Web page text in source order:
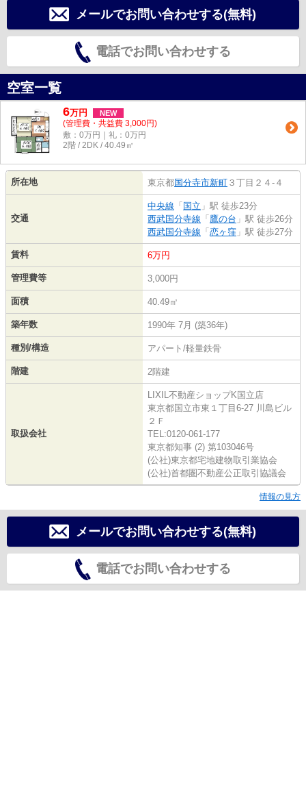
メールでお問い合わせする(無料)
電話でお問い合わせする
空室一覧
6万円 NEW
(管理費・共益費 3,000円)
敷：0万円｜礼：0万円
2階 / 2DK / 40.49㎡
所在地 東京都国分寺市新町 ３丁目２４-４
交通
中央線 「 国立 」駅 徒歩23分
西武国分寺線 「 鷹の台 」駅 徒歩26分
西武国分寺線 「 恋ヶ窪 」駅 徒歩27分
賃料 6万円
管理費等 3,000円
面積 40.49㎡
築年数 1990年 7月 (築36年)
種別/構造 アパート/軽量鉄骨
階建 2階建
取扱会社
LIXIL不動産ショップK国立店
東京都国立市東１丁目6-27 川島ビル
２Ｆ
TEL:0120-061-177
東京都知事 (2) 第103046号
(公社)東京都宅地建物取引業協会
(公社)首都圏不動産公正取引協議会
情報の見方
メールでお問い合わせする(無料)
電話でお問い合わせする